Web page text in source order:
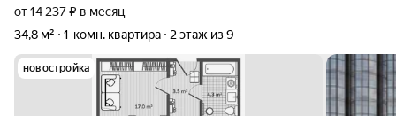
от 14 237 ₽ в месяц
34,8 м²
1-комн. квартира 2 этаж из 9
новостройка